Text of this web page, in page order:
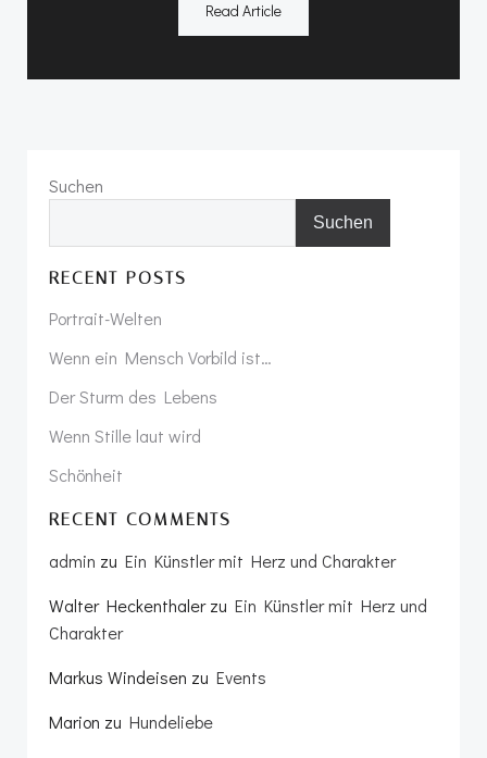
Read Article
Suchen
Suchen
RECENT POSTS
Portrait-Welten
Wenn ein Mensch Vorbild ist…
Der Sturm des Lebens
Wenn Stille laut wird
Schönheit
RECENT COMMENTS
admin zu Ein Künstler mit Herz und Charakter
Walter Heckenthalerzu Ein Künstler mit Herz und
Charakter
Markus Windeisen zu Events
Marion zu Hundeliebe